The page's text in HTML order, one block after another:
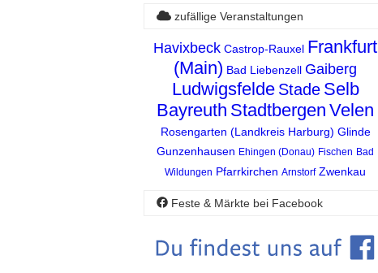
zufällige Veranstaltungen
Havixbeck Castrop-Rauxel Frankfurt
(Main) Bad Liebenzell Gaiberg
Ludwigsfelde Stade Selb
Bayreuth Stadtbergen Velen
Rosengarten (Landkreis Harburg) Glinde
Gunzenhausen Ehingen (Donau) Fischen Bad
Wildungen Pfarrkirchen Arnstorf Zwenkau
Feste & Märkte bei Facebook